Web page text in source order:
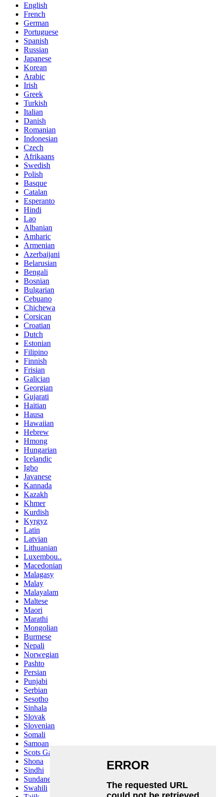
English
French
German
Portuguese
Spanish
Russian
Japanese
Korean
Arabic
Irish
Greek
Turkish
Italian
Danish
Romanian
Indonesian
Czech
Afrikaans
Swedish
Polish
Basque
Catalan
Esperanto
Hindi
Lao
Albanian
Amharic
Armenian
Azerbaijani
Belarusian
Bengali
Bosnian
Bulgarian
Cebuano
Chichewa
Corsican
Croatian
Dutch
Estonian
Filipino
Finnish
Frisian
Galician
Georgian
Gujarati
Haitian
Hausa
Hawaiian
Hebrew
Hmong
Hungarian
Icelandic
Igbo
Javanese
Kannada
Kazakh
Khmer
Kurdish
Kyrgyz
Latin
Latvian
Lithuanian
Luxembou..
Macedonian
Malagasy
Malay
Malayalam
Maltese
Maori
Marathi
Mongolian
Burmese
Nepali
Norwegian
Pashto
Persian
Punjabi
Serbian
Sesotho
Sinhala
Slovak
Slovenian
Somali
Samoan
Scots Gaelic
Shona
Sindhi
Sundanese
Swahili